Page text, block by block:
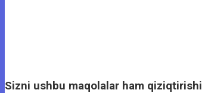
Sizni ushbu maqolalar ham qiziqtirishi